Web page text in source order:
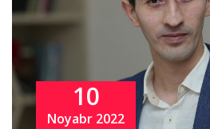
10
Noyabr 2022